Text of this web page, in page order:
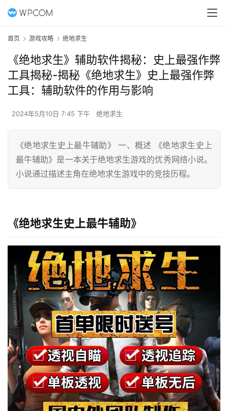
首页 游戏攻略 绝地求生
《绝地求生》辅助软件揭秘：史上最强作弊
工具揭秘-揭秘《绝地求生》史上最强作弊
工具：辅助软件的作用与影响
2024年5月10日 7:45 下午 绝地求生
《绝地求生史上最牛辅助》 一、概述 《绝地求生史上
最牛辅助》是一本关于绝地求生游戏的优秀网络小说。
小说通过描述主角在绝地求生游戏中的竞技历程。
《绝地求生史上最牛辅助》